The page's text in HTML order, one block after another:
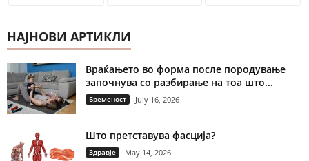
НАЈНОВИ АРТИКЛИ
Враќањето во форма после породување
започнува со разбирање на тоа што...
Бременост July 16, 2026
Што претставува фасција?
Здравје May 14, 2026